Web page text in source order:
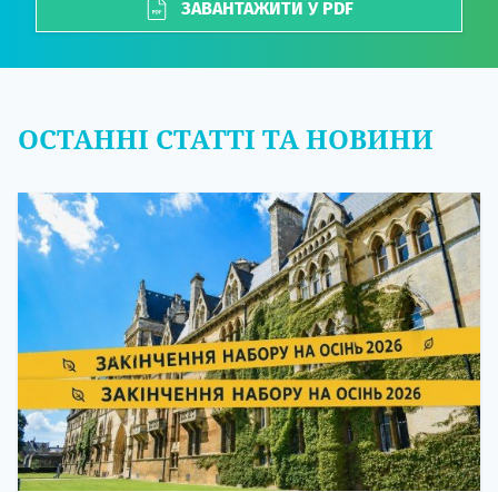
ЗАВАНТАЖИТИ У PDF
ОСТАННІ СТАТТІ ТА НОВИНИ